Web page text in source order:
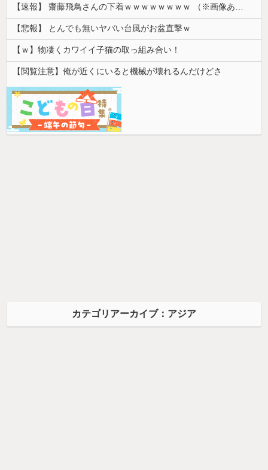
【速報】 齋藤飛鳥さんの下着ｗｗｗｗｗｗｗｗ （※画像あり）
【悲報】 とんでも無いヤバい台風がお盆直撃ｗ
【ｗ】物凄くカワイイ子猫の取っ組み合い！
【閲覧注意】俺が近くにいると機械が壊れるんだけどさ
カテゴリアーカイブ：アジア